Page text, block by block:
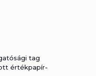
tag
értékpapír-